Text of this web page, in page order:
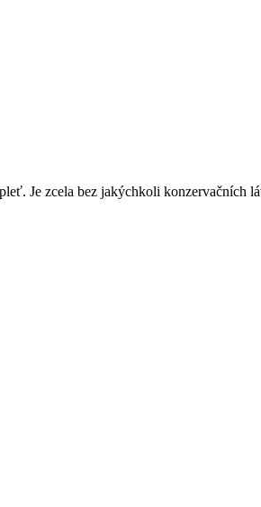
Je zcela bez jakýchkoli konzervačních